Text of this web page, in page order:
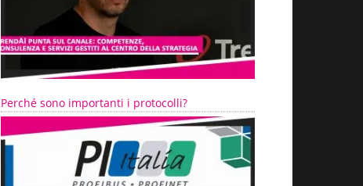
Perché sono importanti i protocolli?